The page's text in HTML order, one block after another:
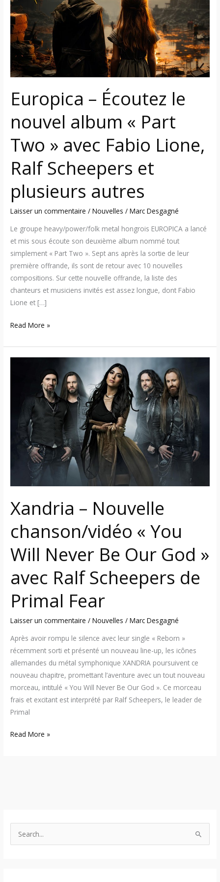
Europica – Écoutez le
nouvel album « Part
Two » avec Fabio Lione,
Ralf Scheepers et
plusieurs autres
Laisser un commentaire /Nouvelles /Marc Desgagné
Le groupe heavy/power/folk metal hongrois EUROPICA a lancé
et mis sous écoute son deuxième album nommé tout
simplement « Part Two ». Sept ans après la sortie de leur
première offrande, ils sont de retour avec 10 nouvelles
compositions. Sur cette nouvelle offrande, la liste des
chanteurs et musiciens invités est assez longue, dont Fabio
Lione et […]
le
nouvel
album
« Part
Two »
avec
Fabio
Ralf
et
plusieurs
autres
Read More »
Xandria – Nouvelle
chanson/vidéo « You
Will Never Be Our God »
avec Ralf Scheepers de
Primal Fear
Laisser un commentaire /Nouvelles /Marc Desgagné
Après avoir rompu le silence avec leur single « Reborn »
récemment sorti et présenté un nouveau line-up, les icônes
allemandes du métal symphonique XANDRIA poursuivent ce
nouveau chapitre, promettant l’aventure avec un tout nouveau
morceau, intitulé « You Will Never Be Our God ». Ce morceau
frais et excitant est interprété par Ralf Scheepers, le leader de
Primal
chanson/vidéo
Never
avec
Scheepers
Primal
Fear
Read More »